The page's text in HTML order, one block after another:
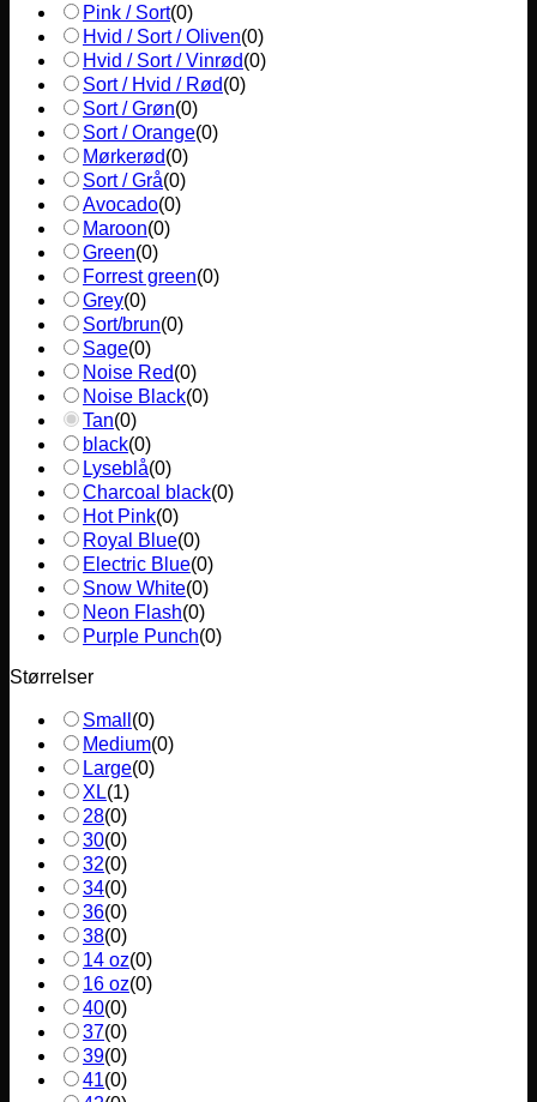
Pink / Sort(0)
Hvid / Sort / Oliven(0)
Hvid / Sort / Vinrød(0)
Sort / Hvid / Rød(0)
Sort / Grøn(0)
Sort / Orange(0)
Mørkerød(0)
Sort / Grå(0)
Avocado(0)
Maroon(0)
Green(0)
Forrest green(0)
Grey(0)
Sort/brun(0)
Sage(0)
Noise Red(0)
Noise Black(0)
Tan(0)
black(0)
Lyseblå(0)
Charcoal black(0)
Hot Pink(0)
Royal Blue(0)
Electric Blue(0)
Snow White(0)
Neon Flash(0)
Purple Punch(0)
Størrelser
Small (0)
Medium(0)
Large(0)
XL(1)
28(0)
30(0)
32(0)
34(0)
36(0)
38(0)
14 oz(0)
16 oz(0)
40(0)
37(0)
39(0)
41(0)